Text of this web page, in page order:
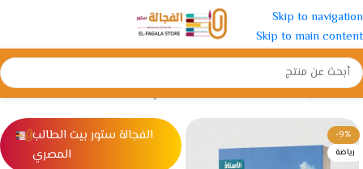
Skip to navigation
Skip to main content
الرئيسية/الإبتدائية/الصف الخامس الأبتدائي
-9%
رياضة
الفجالة ستور بيت الطالب
المصري